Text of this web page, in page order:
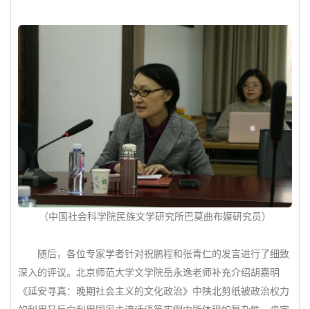
（中国社会科学院民族文学研究所巴莫曲布嫫研究员）
随后，各位专家学者针对祝鹏程和张青仁的发言进行了细致
深入的评议。北京师范大学文学院岳永逸老师补充介绍胡嘉明
《延安寻真：晚期社会主义的文化政治》中陕北剪纸被政治权力